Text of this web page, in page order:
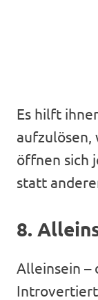
Es hilft
aufzulösen,
öffnen sich
statt
8.
Alleinsein –